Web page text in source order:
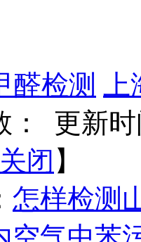
醛检测
更新
关闭 】
怎样检测